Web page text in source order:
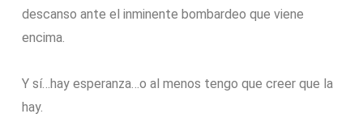
descanso ante el inminente bombardeo que viene
encima.
Y sí…hay esperanza…o al menos tengo que creer que la
hay.